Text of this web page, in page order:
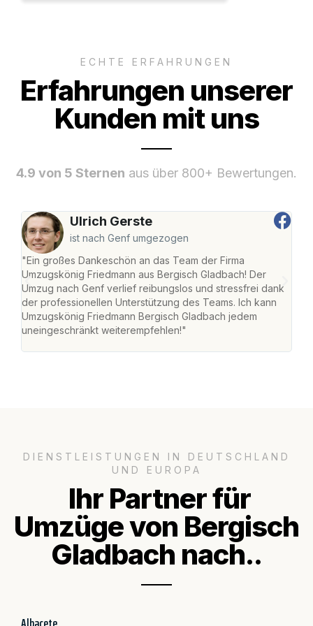
ECHTE ERFAHRUNGEN
Erfahrungen unserer
Kunden mit uns
4.9 von 5 Sternen aus über 800+ Bewertungen.
Ulrich Gerste
ist nach Genf umgezogen
"Ein großes Dankeschön an das Team der Firma
Umzugskönig Friedmann aus Bergisch Gladbach! Der
Umzug nach Genf verlief reibungslos und stressfrei dank
der professionellen Unterstützung des Teams. Ich kann
Umzugskönig Friedmann Bergisch Gladbach jedem
uneingeschränkt weiterempfehlen!"
DIENSTLEISTUNGEN IN DEUTSCHLAND
UND EUROPA
Ihr Partner für
Umzüge von Bergisch
Gladbach nach..